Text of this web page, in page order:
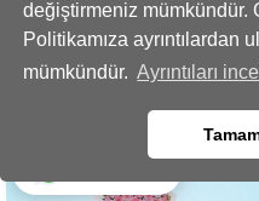
değiştirmeniz mümkündür.
Politikamıza ayrıntılardan
mümkündür. Ayrıntıları
Büyüleyici Anlar Açılış Çelengi